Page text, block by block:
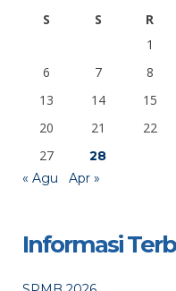
S
S R
1
6
7 8
13
14 15
20
21 22
27
28
« Agu
Apr »
Informasi